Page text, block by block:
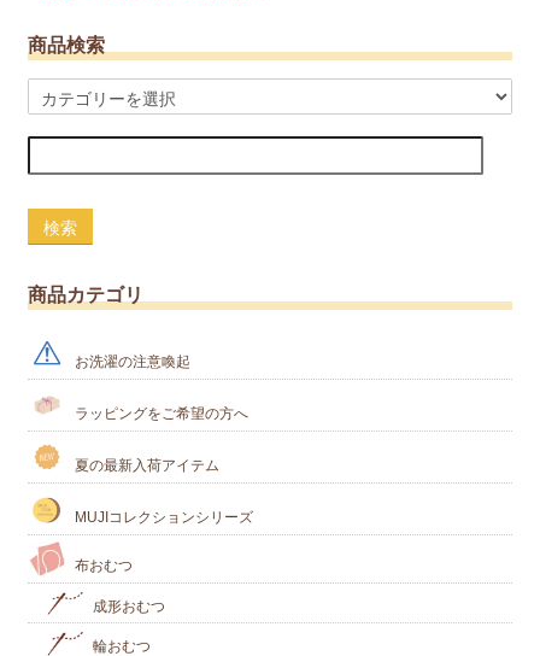
商品検索
検索
商品カテゴリ
お洗濯の注意喚起
ラッピングをご希望の方へ
夏の最新入荷アイテム
MUJIコレクションシリーズ
布おむつ
成形おむつ
輪おむつ